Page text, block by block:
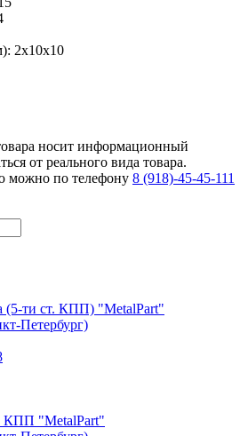
2х10х10
носит информационный
от реального вида товара.
можно по телефону 8 (918)-45-45-111
(5-ти ст. КПП) "MetalPart"
Петербург)
КПП "MetalPart"